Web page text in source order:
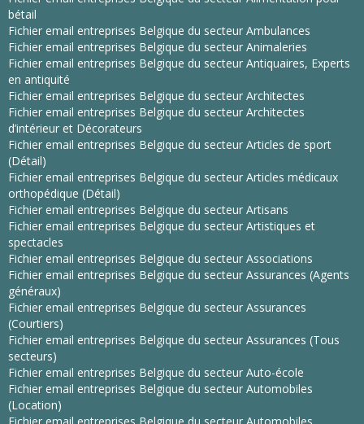
bétail
Fichier email entreprises Belgique du secteur Ambulances
Fichier email entreprises Belgique du secteur Animaleries
Fichier email entreprises Belgique du secteur Antiquaires, Experts
en antiquité
Fichier email entreprises Belgique du secteur Architectes
Fichier email entreprises Belgique du secteur Architectes
d’intérieur et Décorateurs
Fichier email entreprises Belgique du secteur Articles de sport
(Détail)
Fichier email entreprises Belgique du secteur Articles médicaux
orthopédique (Détail)
Fichier email entreprises Belgique du secteur Artisans
Fichier email entreprises Belgique du secteur Artistiques et
spectacles
Fichier email entreprises Belgique du secteur Associations
Fichier email entreprises Belgique du secteur Assurances (Agents
généraux)
Fichier email entreprises Belgique du secteur Assurances
(Courtiers)
Fichier email entreprises Belgique du secteur Assurances (Tous
secteurs)
Fichier email entreprises Belgique du secteur Auto-école
Fichier email entreprises Belgique du secteur Automobiles
(Location)